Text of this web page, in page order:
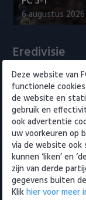
6 augustus
Eredivisie
Excelsior
6 augustus 2026
Deze website van
functionele
de website en
gebruik en
ook advertentie
uw voorkeuren op
via de website ook
kunnen ‘liken’ en
zijn van derde
gegevens buiten
Klikhier voor meer